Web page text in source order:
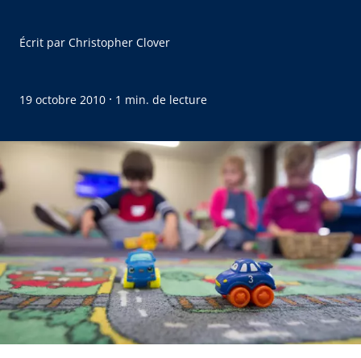
Écrit par Christopher Clover
19 octobre 2010 · 1 min. de lecture